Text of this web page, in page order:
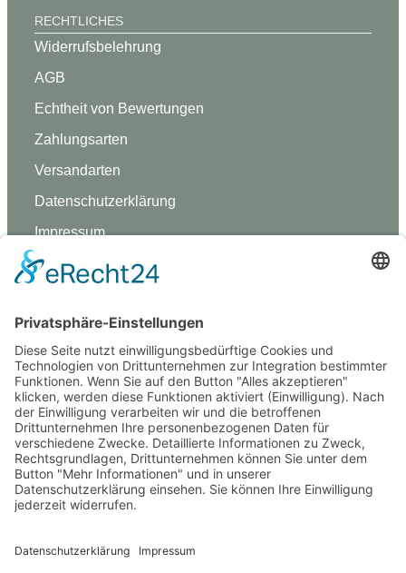
RECHTLICHES
Widerrufsbelehrung
AGB
Echtheit von Bewertungen
Zahlungsarten
Versandarten
Datenschutz­erklärung
Impressum
Was ist Grevy?
BENUTZERANMELDUNG
Benutzername merken